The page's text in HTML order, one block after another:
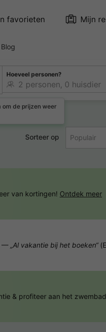
favorieten Mijn
Blog
om de prijzen weer
Hoeveel personen?
Sorteer op Populair
van kortingen! Ontdek meer
— „Al vakantie bij het boeken“
& profiteer aan het